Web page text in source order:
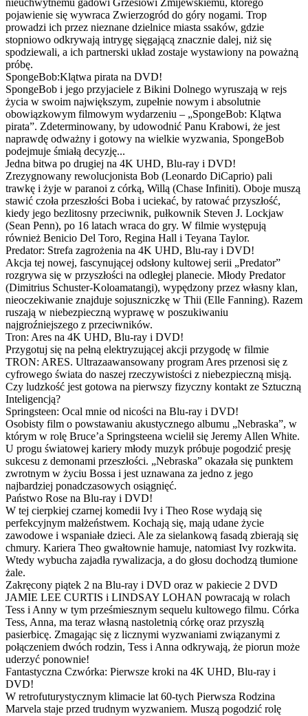
nieuchwytnemu gadowi Grzesiowi Żmijewskiemu, którego
pojawienie się wywraca Zwierzogród do góry nogami. Trop
prowadzi ich przez nieznane dzielnice miasta ssaków, gdzie
stopniowo odkrywają intrygę sięgającą znacznie dalej, niż się
spodziewali, a ich partnerski układ zostaje wystawiony na poważną
próbę.
SpongeBob:Klątwa pirata na DVD!
SpongeBob i jego przyjaciele z Bikini Dolnego wyruszają w rejs
życia w swoim największym, zupełnie nowym i absolutnie
obowiązkowym filmowym wydarzeniu – „SpongeBob: Klątwa
pirata”. Zdeterminowany, by udowodnić Panu Krabowi, że jest
naprawdę odważny i gotowy na wielkie wyzwania, SpongeBob
podejmuje śmiałą decyzję...
Jedna bitwa po drugiej na 4K UHD, Blu-ray i DVD!
Zrezygnowany rewolucjonista Bob (Leonardo DiCaprio) pali
trawkę i żyje w paranoi z córką, Willą (Chase Infiniti). Oboje muszą
stawić czoła przeszłości Boba i uciekać, by ratować przyszłość,
kiedy jego bezlitosny przeciwnik, pułkownik Steven J. Lockjaw
(Sean Penn), po 16 latach wraca do gry. W filmie występują
również Benicio Del Toro, Regina Hall i Teyana Taylor.
Predator: Strefa zagrożenia na 4K UHD, Blu-ray i DVD!
Akcja tej nowej, fascynującej odsłony kultowej serii „Predator”
rozgrywa się w przyszłości na odległej planecie. Młody Predator
(Dimitrius Schuster-Koloamatangi), wypędzony przez własny klan,
nieoczekiwanie znajduje sojuszniczkę w Thii (Elle Fanning). Razem
ruszają w niebezpieczną wyprawę w poszukiwaniu
najgroźniejszego z przeciwników.
Tron: Ares na 4K UHD, Blu-ray i DVD!
Przygotuj się na pełną elektryzującej akcji przygodę w filmie
TRON: ARES. Ultrazaawansowany program Ares przenosi się z
cyfrowego świata do naszej rzeczywistości z niebezpieczną misją.
Czy ludzkość jest gotowa na pierwszy fizyczny kontakt ze Sztuczną
Inteligencją?
Springsteen: Ocal mnie od nicości na Blu-ray i DVD!
Osobisty film o powstawaniu akustycznego albumu „Nebraska”, w
którym w rolę Bruce’a Springsteena wcielił się Jeremy Allen White.
U progu światowej kariery młody muzyk próbuje pogodzić presję
sukcesu z demonami przeszłości. „Nebraska” okazała się punktem
zwrotnym w życiu Bossa i jest uznawana za jedno z jego
najbardziej ponadczasowych osiągnięć.
Państwo Rose na Blu-ray i DVD!
W tej cierpkiej czarnej komedii Ivy i Theo Rose wydają się
perfekcyjnym małżeństwem. Kochają się, mają udane życie
zawodowe i wspaniałe dzieci. Ale za sielankową fasadą zbierają się
chmury. Kariera Theo gwałtownie hamuje, natomiast Ivy rozkwita.
Wtedy wybucha zajadła rywalizacja, a do głosu dochodzą tłumione
żale.
Zakręcony piątek 2 na Blu-ray i DVD oraz w pakiecie 2 DVD
JAMIE LEE CURTIS i LINDSAY LOHAN powracają w rolach
Tess i Anny w tym prześmiesznym sequelu kultowego filmu. Córka
Tess, Anna, ma teraz własną nastoletnią córkę oraz przyszłą
pasierbicę. Zmagając się z licznymi wyzwaniami związanymi z
połączeniem dwóch rodzin, Tess i Anna odkrywają, że piorun może
uderzyć ponownie!
Fantastyczna Czwórka: Pierwsze kroki na 4K UHD, Blu-ray i
DVD!
W retrofuturystycznym klimacie lat 60-tych Pierwsza Rodzina
Marvela staje przed trudnym wyzwaniem. Muszą pogodzić rolę